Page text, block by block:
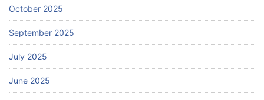
October 2025
September 2025
July 2025
June 2025